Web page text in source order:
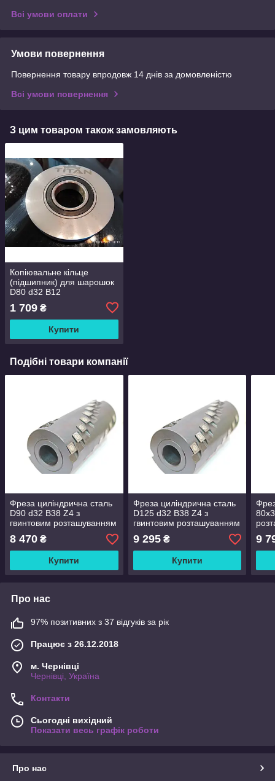
Всі умови оплати
Умови повернення
Повернення товару впродовж 14 днів за домовленістю
Всі умови повернення
З цим товаром також замовляють
Копіювальне кільце
(підшипник) для шарошок
D80 d32 B12
1 709 ₴
Купити
Подібні товари компанії
Фреза циліндрична сталь
D90 d32 В38 Z4 з
гвинтовим розташуванням
твердосплавних ножів
8 470 ₴
Купити
Фреза циліндрична сталь
D125 d32 В38 Z4 з
гвинтовим розташуванням
твердосплавних ножів
9 295₴
Купити
9
Про нас
97% позитивних з 37 відгуків за рік
Працює з 26.12.2018
м. Чернівці
Чернівці, Україна
Контакти
Сьогодні вихідний
Показати весь графік роботи
Про нас